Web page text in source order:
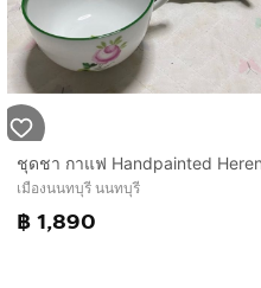
เมืองนนทบุรี นนทบุรี
฿ 1,890